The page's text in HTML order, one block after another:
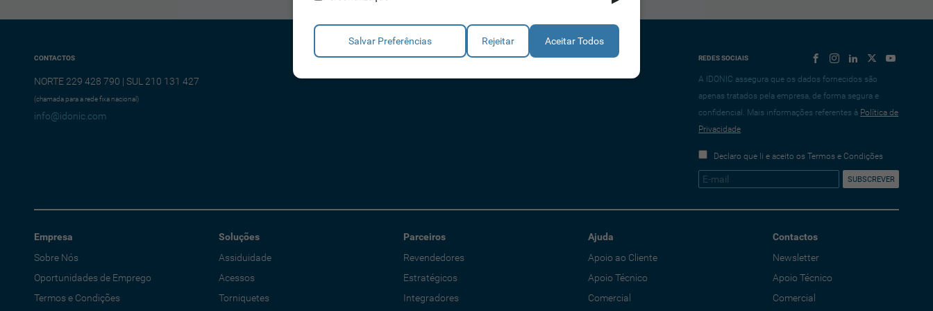
CONTACTOS
NORTE 229 428 790 | SUL 210 131 427
(chamada para a rede fixa nacional)
info@idonic.com
REDES SOCIAIS
A IDONIC assegura que os dados fornecidos são
apenas tratados pela empresa, de forma segura e
confidencial. Mais informações referentes à Política de
Privacidade
Declaro que li e aceito os Termos e Condições
Empresa
Sobre Nós
Oportunidades de Emprego
Termos e Condições
Soluções
Assiduidade
Acessos
Torniquetes
Parceiros
Revendedores
Estratégicos
Integradores
Ajuda
Apoio ao Cliente
Apoio Técnico
Comercial
Contactos
Newsletter
Apoio Técnico
Comercial
Salvar Preferências Rejeitar Aceitar Todos